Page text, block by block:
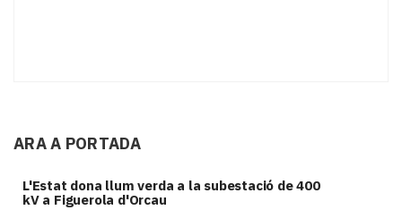
ARA A PORTADA
L'Estat dona llum verda a la subestació de 400
kV a Figuerola d'Orcau